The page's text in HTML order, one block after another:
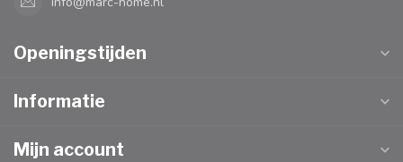
Openingstijden
Informatie
Mijn account